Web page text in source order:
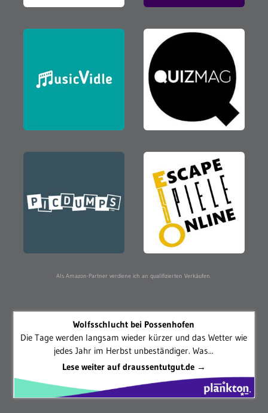
Als Amazon-Partner verdiene ich an qualifizierten Verkäufen.
Wolfsschlucht bei Possenhofen
Die Tage werden langsam wieder kürzer und das Wetter wie
jedes Jahr im Herbst unbeständiger. Was...
Lese weiter auf draussentutgut.de →